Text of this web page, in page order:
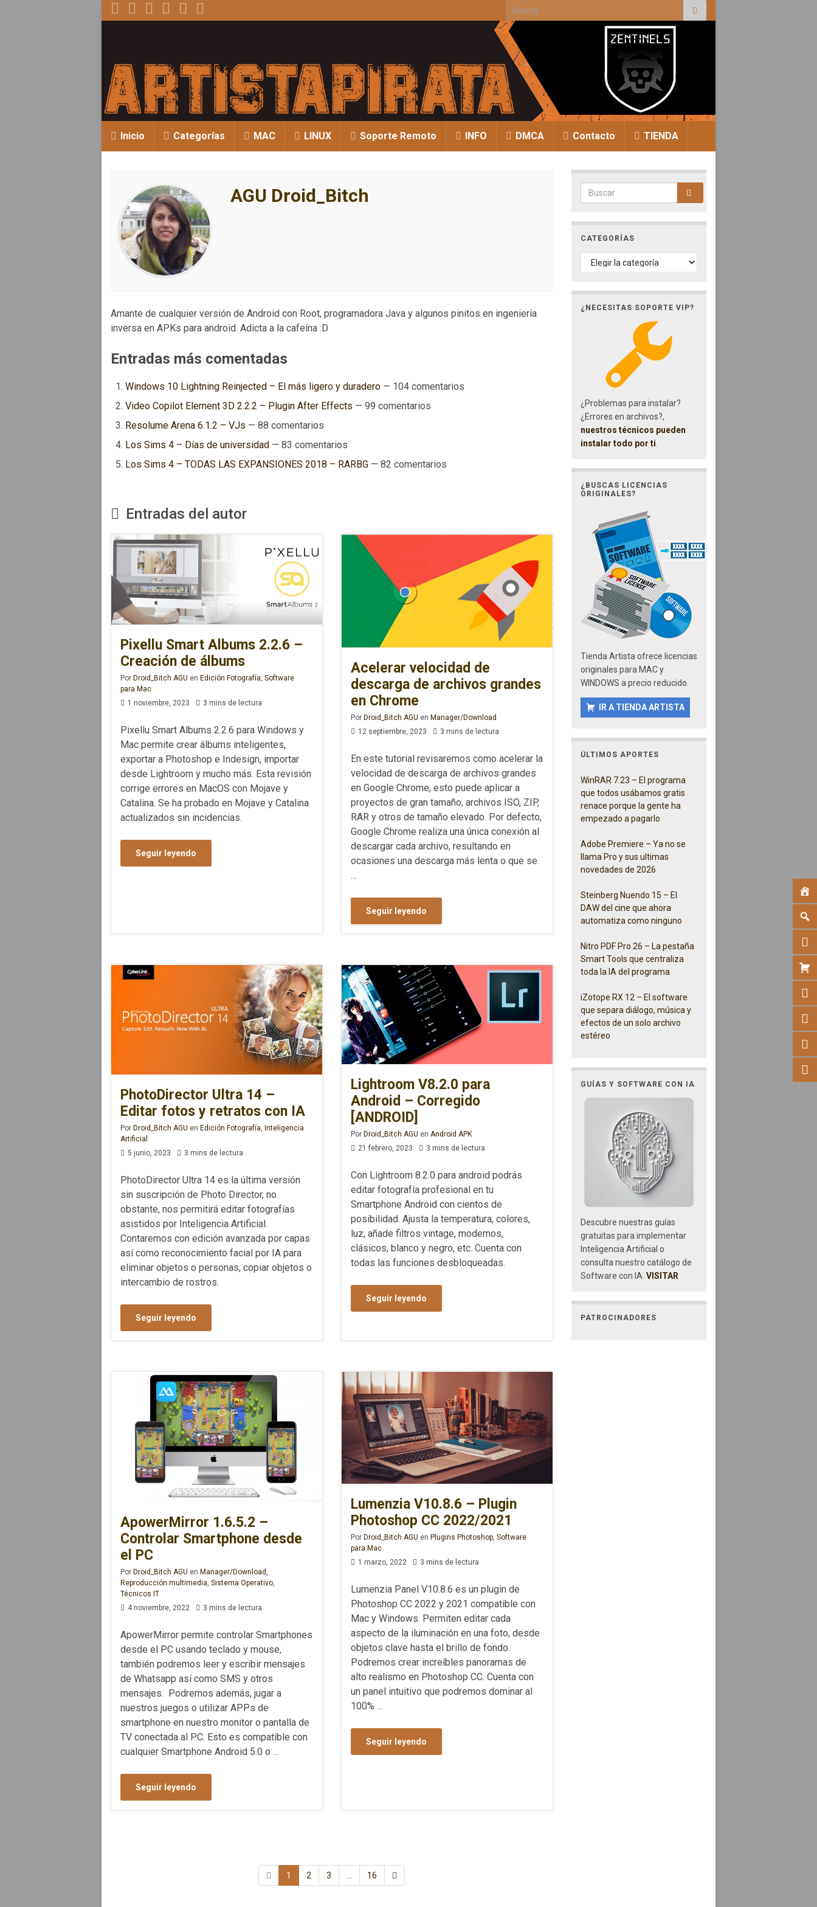
Search for:
Inicio Categorías MAC LINUX Soporte Remoto INFO DMCA Contacto TIENDA
AGU Droid_Bitch
Amante de cualquier versión de Android con Root, programadora Java y algunos pinitos en ingeniería
inversa en APKs para android. Adicta a la cafeína :D
Entradas más comentadas
Windows 10 Lightning Reinjected – El más ligero y duradero — 104 comentarios
Video Copilot Element 3D 2.2.2 – Plugin After Effects — 99 comentarios
Resolume Arena 6.1.2 – VJs — 88 comentarios
Los Sims 4 – Días de universidad — 83 comentarios
Los Sims 4 – TODAS LAS EXPANSIONES 2018 – RARBG — 82 comentarios
Entradas del autor
Pixellu Smart Albums 2.2.6 –
Creación de álbums
Por Droid_Bitch AGU en Edición Fotografía, Software
para Mac
1 noviembre, 2023
3 mins de lectura
Pixellu Smart Albums 2.2.6 para Windows y
Mac permite crear álbums inteligentes,
exportar a Photoshop e Indesign, importar
desde Lightroom y mucho más. Esta revisión
corrige errores en MacOS con Mojave y
Catalina. Se ha probado en Mojave y Catalina
actualizados sin incidencias.
Seguir leyendo
Acelerar velocidad de
descarga de archivos grandes
en Chrome
Por Droid_Bitch AGU en Manager/Download
12 septiembre, 2023
3 mins de lectura
En este tutorial revisaremos como acelerar la
velocidad de descarga de archivos grandes
en Google Chrome, esto puede aplicar a
proyectos de gran tamaño, archivos ISO, ZIP,
RAR y otros de tamaño elevado. Por defecto,
Google Chrome realiza una única conexión al
descargar cada archivo, resultando en
ocasiones una descarga más lenta o que se
…
Seguir leyendo
PhotoDirector Ultra 14 –
Editar fotos y retratos con IA
Por Droid_Bitch AGU en Edición Fotografía, Inteligencia
Artificial
5 junio, 2023
3 mins de lectura
PhotoDirector Ultra 14 es la última versión
sin suscripción de Photo Director, no
obstante, nos permitirá editar fotografías
asistidos por Inteligencia Artificial.
Contaremos con edición avanzada por capas
así como reconocimiento facial por IA para
eliminar objetos o personas, copiar objetos o
intercambio de rostros.
Seguir leyendo
Lightroom V8.2.0 para
Android – Corregido
[ANDROID]
Por Droid_Bitch AGU en Android APK
21 febrero, 2023
3 mins de lectura
Con Lightroom 8.2.0 para android podrás
editar fotografía profesional en tu
Smartphone Android con cientos de
posibilidad. Ajusta la temperatura, colores,
luz, añade filtros vintage, modernos,
clásicos, blanco y negro, etc. Cuenta con
todas las funciones desbloqueadas.
Seguir leyendo
ApowerMirror 1.6.5.2 –
Controlar Smartphone desde
el PC
Por Droid_Bitch AGU en Manager/Download ,
Reproducción multimedia, Sistema Operativo,
Técnicos IT
4 noviembre, 2022
3 mins de lectura
ApowerMirror permite controlar Smartphones
desde el PC usando teclado y mouse,
también podremos leer y escribir mensajes
de Whatsapp así como SMS y otros
mensajes. Podremos además, jugar a
nuestros juegos o utilizar APPs de
smartphone en nuestro monitor o pantalla de
TV conectada al PC. Esto es compatible con
cualquier Smartphone Android 5.0 o …
Seguir leyendo
Lumenzia V10.8.6 – Plugin
Photoshop CC 2022/2021
Por Droid_Bitch AGU en Plugins Photoshop, Software
para Mac
1 marzo, 2022
3 mins de lectura
Lumenzia Panel V10.8.6 es un plugin de
Photoshop CC 2022 y 2021 compatible con
Mac y Windows. Permiten editar cada
aspecto de la iluminación en una foto, desde
objetos clave hasta el brillo de fondo.
Podremos crear increíbles panoramas de
alto realismo en Photoshop CC. Cuenta con
un panel intuitivo que podremos dominar al
100% …
Seguir leyendo
1 2 3 16
Search for:
CATEGORÍAS
CATEGORÍAS
¿NECESITAS SOPORTE VIP?
¿Problemas para instalar?
¿Errores en archivos?,
nuestros técnicos pueden
instalar todo por ti
¿BUSCAS LICENCIAS
ORIGINALES?
Tienda Artista ofrece licencias
originales para MAC y
WINDOWS a precio reducido.
IR A TIENDA ARTISTA
ÚLTIMOS APORTES
WinRAR 7.23 – El programa
que todos usábamos gratis
renace porque la gente ha
empezado a pagarlo
Adobe Premiere – Ya no se
llama Pro y sus ultimas
novedades de 2026
Steinberg Nuendo 15 – El
DAW del cine que ahora
automatiza como ninguno
Nitro PDF Pro 26 – La pestaña
Smart Tools que centraliza
toda la IA del programa
iZotope RX 12 – El software
que separa diálogo, música y
efectos de un solo archivo
estéreo
GUÍAS Y SOFTWARE CON IA
Descubre nuestras guías
gratuitas para implementar
Inteligencia Artificial o
consulta nuestro catálogo de
Software con IA. VISITAR
PATROCINADORES